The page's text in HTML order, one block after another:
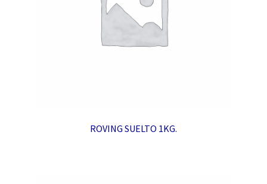
ROVING SUELTO 1KG.